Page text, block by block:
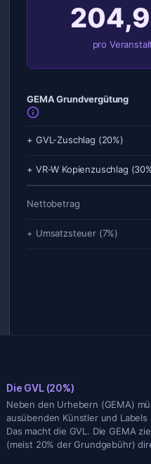
pro
GEMA Grundvergütung
+ GVL-Zuschlag (20%)
+ VR-W Kopienzuschlag
Nettobetrag
+ Umsatzsteuer (7%)
Die GVL (20%)
Neben den Urhebern (GEMA)
ausübenden Künstler und
Das macht die GVL. Die GEMA
(meist 20% der Grundgebühr)